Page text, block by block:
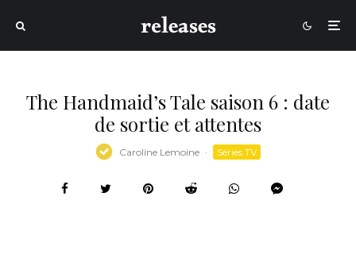
The Handmaid’s Tale saison 6 : date
de sortie et attentes
Caroline Lemoine · Séries TV